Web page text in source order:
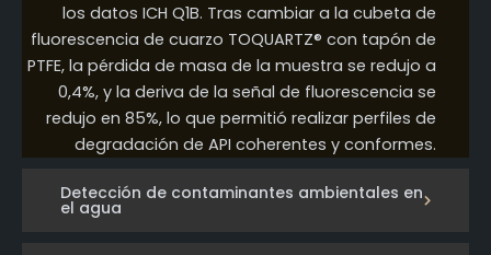
Detección de contaminantes ambientales en
el agua
los datos ICH Q1B. Tras cambiar a la cubeta de
fluorescencia de cuarzo TOQUARTZ® con tapón de
PTFE, la pérdida de masa de la muestra se redujo a
0,4%, y la deriva de la señal de fluorescencia se
redujo en 85%, lo que permitió realizar perfiles de
degradación de API coherentes y conformes.